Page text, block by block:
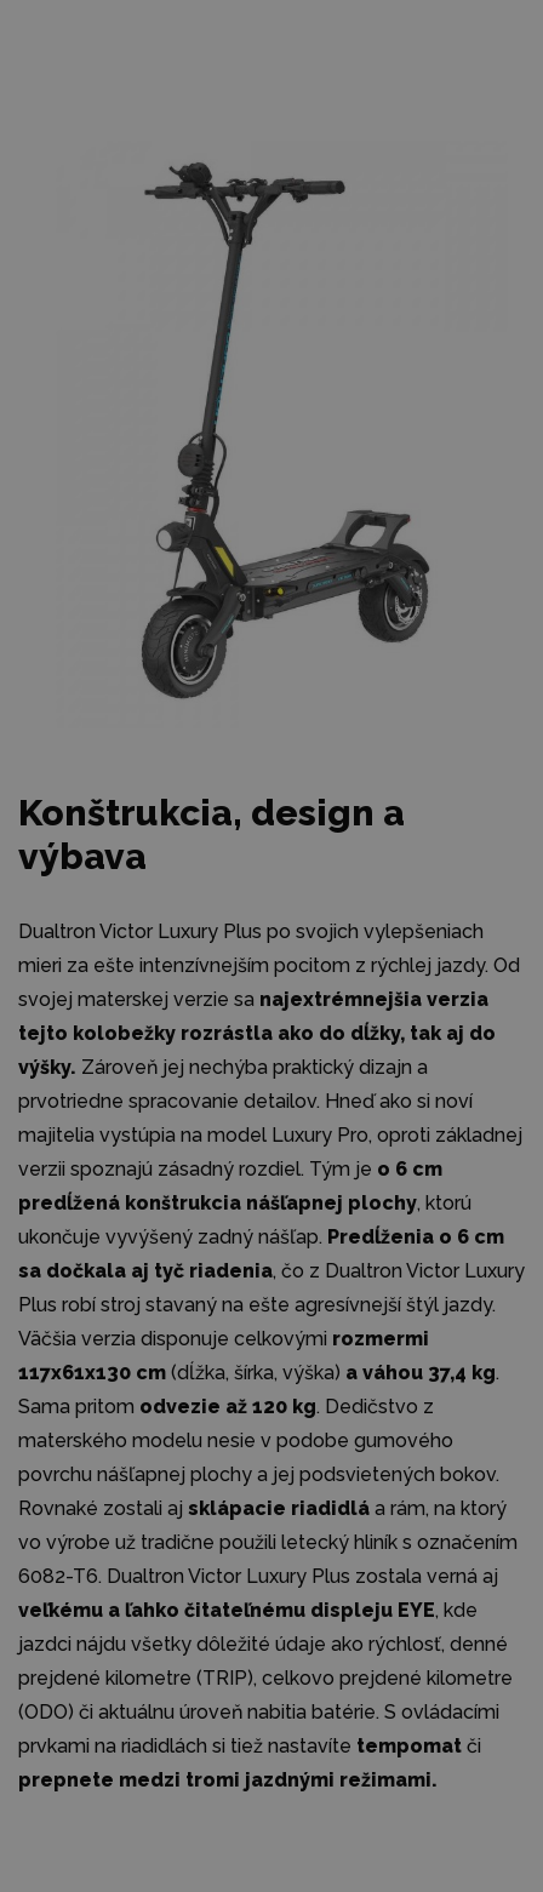
Konštrukcia, design a
výbava
Dualtron Victor Luxury Plus po svojich vylepšeniach
mieri za ešte intenzívnejším pocitom z rýchlej jazdy. Od
svojej materskej verzie sa najextrémnejšia verzia
tejto kolobežky rozrástla ako do dĺžky, tak aj do
výšky. Zároveň jej nechýba praktický dizajn a
prvotriedne spracovanie detailov. Hneď ako si noví
majitelia vystúpia na model Luxury Pro, oproti základnej
verzii spoznajú zásadný rozdiel. Tým je o 6 cm
predĺžená konštrukcia nášľapnej plochy, ktorú
ukončuje vyvýšený zadný nášľap. Predĺženia o 6 cm
sa dočkala aj tyč riadenia, čo z Dualtron Victor Luxury
Plus robí stroj stavaný na ešte agresívnejší štýl jazdy.
Väčšia verzia disponuje celkovými rozmermi
117x61x130 cm (dĺžka, šírka, výška) a váhou 37,4 kg.
Sama pritom odvezie až 120 kg. Dedičstvo z
materského modelu nesie v podobe gumového
povrchu nášľapnej plochy a jej podsvietených bokov.
Rovnaké zostali aj sklápacie riadidlá a rám, na ktorý
vo výrobe už tradične použili letecký hliník s označením
6082-T6. Dualtron Victor Luxury Plus zostala verná aj
veľkému a ľahko čitateľnému displeju EYE, kde
jazdci nájdu všetky dôležité údaje ako rýchlosť, denné
prejdené kilometre (TRIP), celkovo prejdené kilometre
(ODO) či aktuálnu úroveň nabitia batérie. S ovládacími
prvkami na riadidlách si tiež nastavíte tempomat či
prepnete medzi tromi jazdnými režimami.